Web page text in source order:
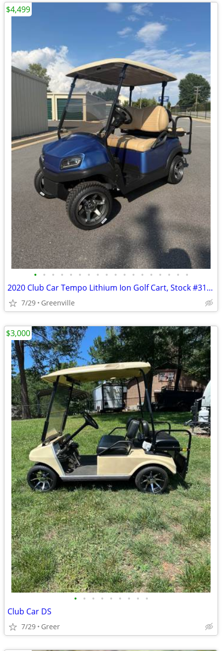
• • • • • • • • • • • • • • • • • •
2020 Club Car Tempo Lithium Ion Golf Cart, Stock #31199
7/29 Greenville
$4,499
• • • • • • • • •
Club Car DS
7/29 Greer
$3,000